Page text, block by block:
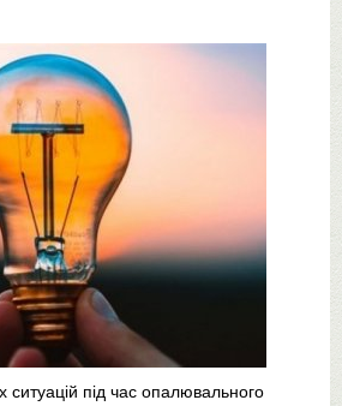
ситуацій під час опалювального